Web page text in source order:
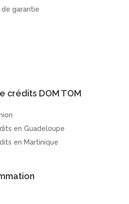
de garantie
crédits DOM TOM
en Guadeloupe
en Martinique